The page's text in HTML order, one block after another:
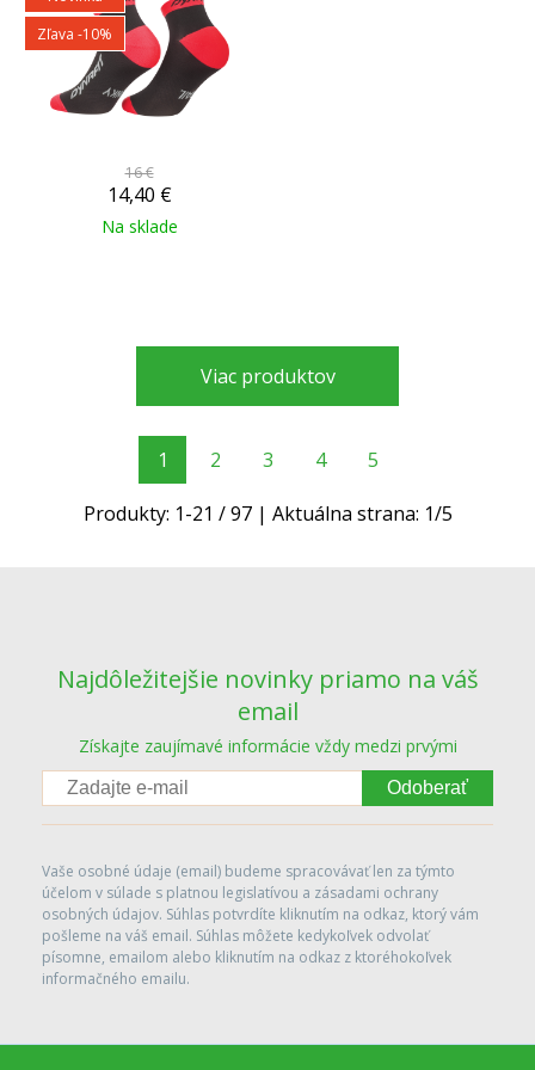
Zľava -10%
16 €
14,40 €
Na sklade
Viac produktov
1 2 3 4 5
Produkty: 1-21 /97| Aktuálna strana: 1/5
Najdôležitejšie novinky priamo na váš
email
Získajte zaujímavé informácie vždy medzi prvými
Odoberať
Vaše osobné údaje (email) budeme spracovávať len za týmto
účelom v súlade s platnou legislatívou a zásadami ochrany
osobných údajov. Súhlas potvrdíte kliknutím na odkaz, ktorý vám
pošleme na váš email. Súhlas môžete kedykoľvek odvolať
písomne, emailom alebo kliknutím na odkaz z ktoréhokoľvek
informačného emailu.